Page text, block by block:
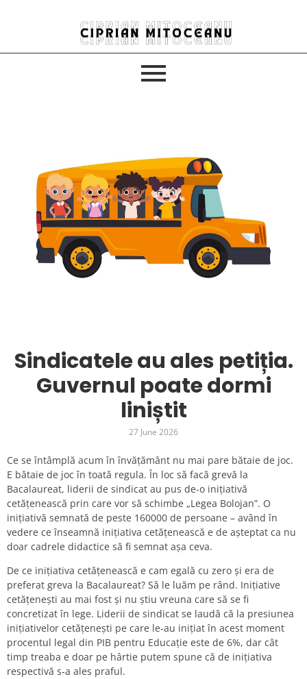
Sindicatele au ales petiția.
Guvernul poate dormi
liniștit
27 June 2026
Ce se întâmplă acum în învățământ nu mai pare bătaie de joc.
E bătaie de joc în toată regula. În loc să facă grevă la
Bacalaureat, liderii de sindicat au pus de-o inițiativă
cetățenească prin care vor să schimbe „Legea Bolojan”. O
inițiativă semnată de peste 160000 de persoane – având în
vedere ce înseamnă inițiativa cetățenească e de așteptat ca nu
doar cadrele didactice să fi semnat așa ceva.
De ce inițiativa cetățenească e cam egală cu zero și era de
preferat greva la Bacalaureat? Să le luăm pe rând. Inițiative
cetățenești au mai fost și nu știu vreuna care să se fi
concretizat în lege. Liderii de sindicat se laudă că la presiunea
inițiativelor cetățenești pe care le-au inițiat în acest moment
procentul legal din PIB pentru Educație este de 6%, dar cât
timp treaba e doar pe hârtie putem spune că de inițiativa
respectivă s-a ales praful.